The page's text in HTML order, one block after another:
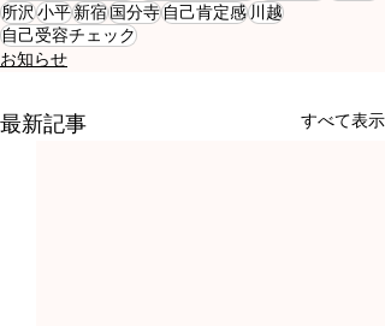
所沢小平新宿国分寺自己肯定感川越
自己受容チェック
お知らせ
最新記事 すべて表示